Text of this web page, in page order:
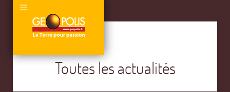
Toutes les actualités